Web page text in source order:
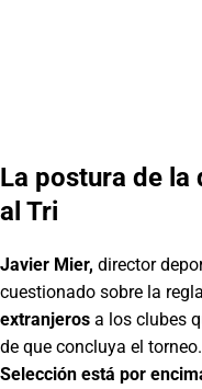
La postura de la
al Tri
Javier Mier, director
cuestionado sobre la
extranjeros a los clubes
de que concluya el
Selección está por